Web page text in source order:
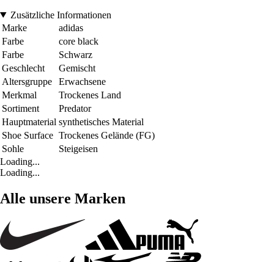
Zusätzliche Informationen
Marke
adidas
Farbe
core black
Farbe
Schwarz
Geschlecht
Gemischt
Altersgruppe
Erwachsene
Merkmal
Trockenes Land
Sortiment
Predator
Hauptmaterial synthetisches Material
Shoe Surface Trockenes Gelände (FG)
Sohle
Steigeisen
Loading...
Loading...
Alle unsere Marken